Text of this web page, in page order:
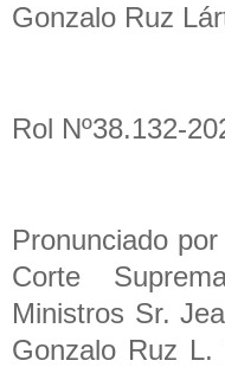
Gonzalo Ruz
Rol Nº38.132-
Pronunciado
Corte
Ministros Sr.
Gonzalo Ruz